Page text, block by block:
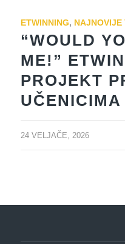
ETWINNING, NAJNOVIJE
“WOULD
ME!”
PROJEKT
UČENICIMA
24 VELJAČE, 2026